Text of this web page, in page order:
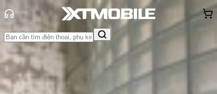
Trang chủ
Tin tức
So Sánh